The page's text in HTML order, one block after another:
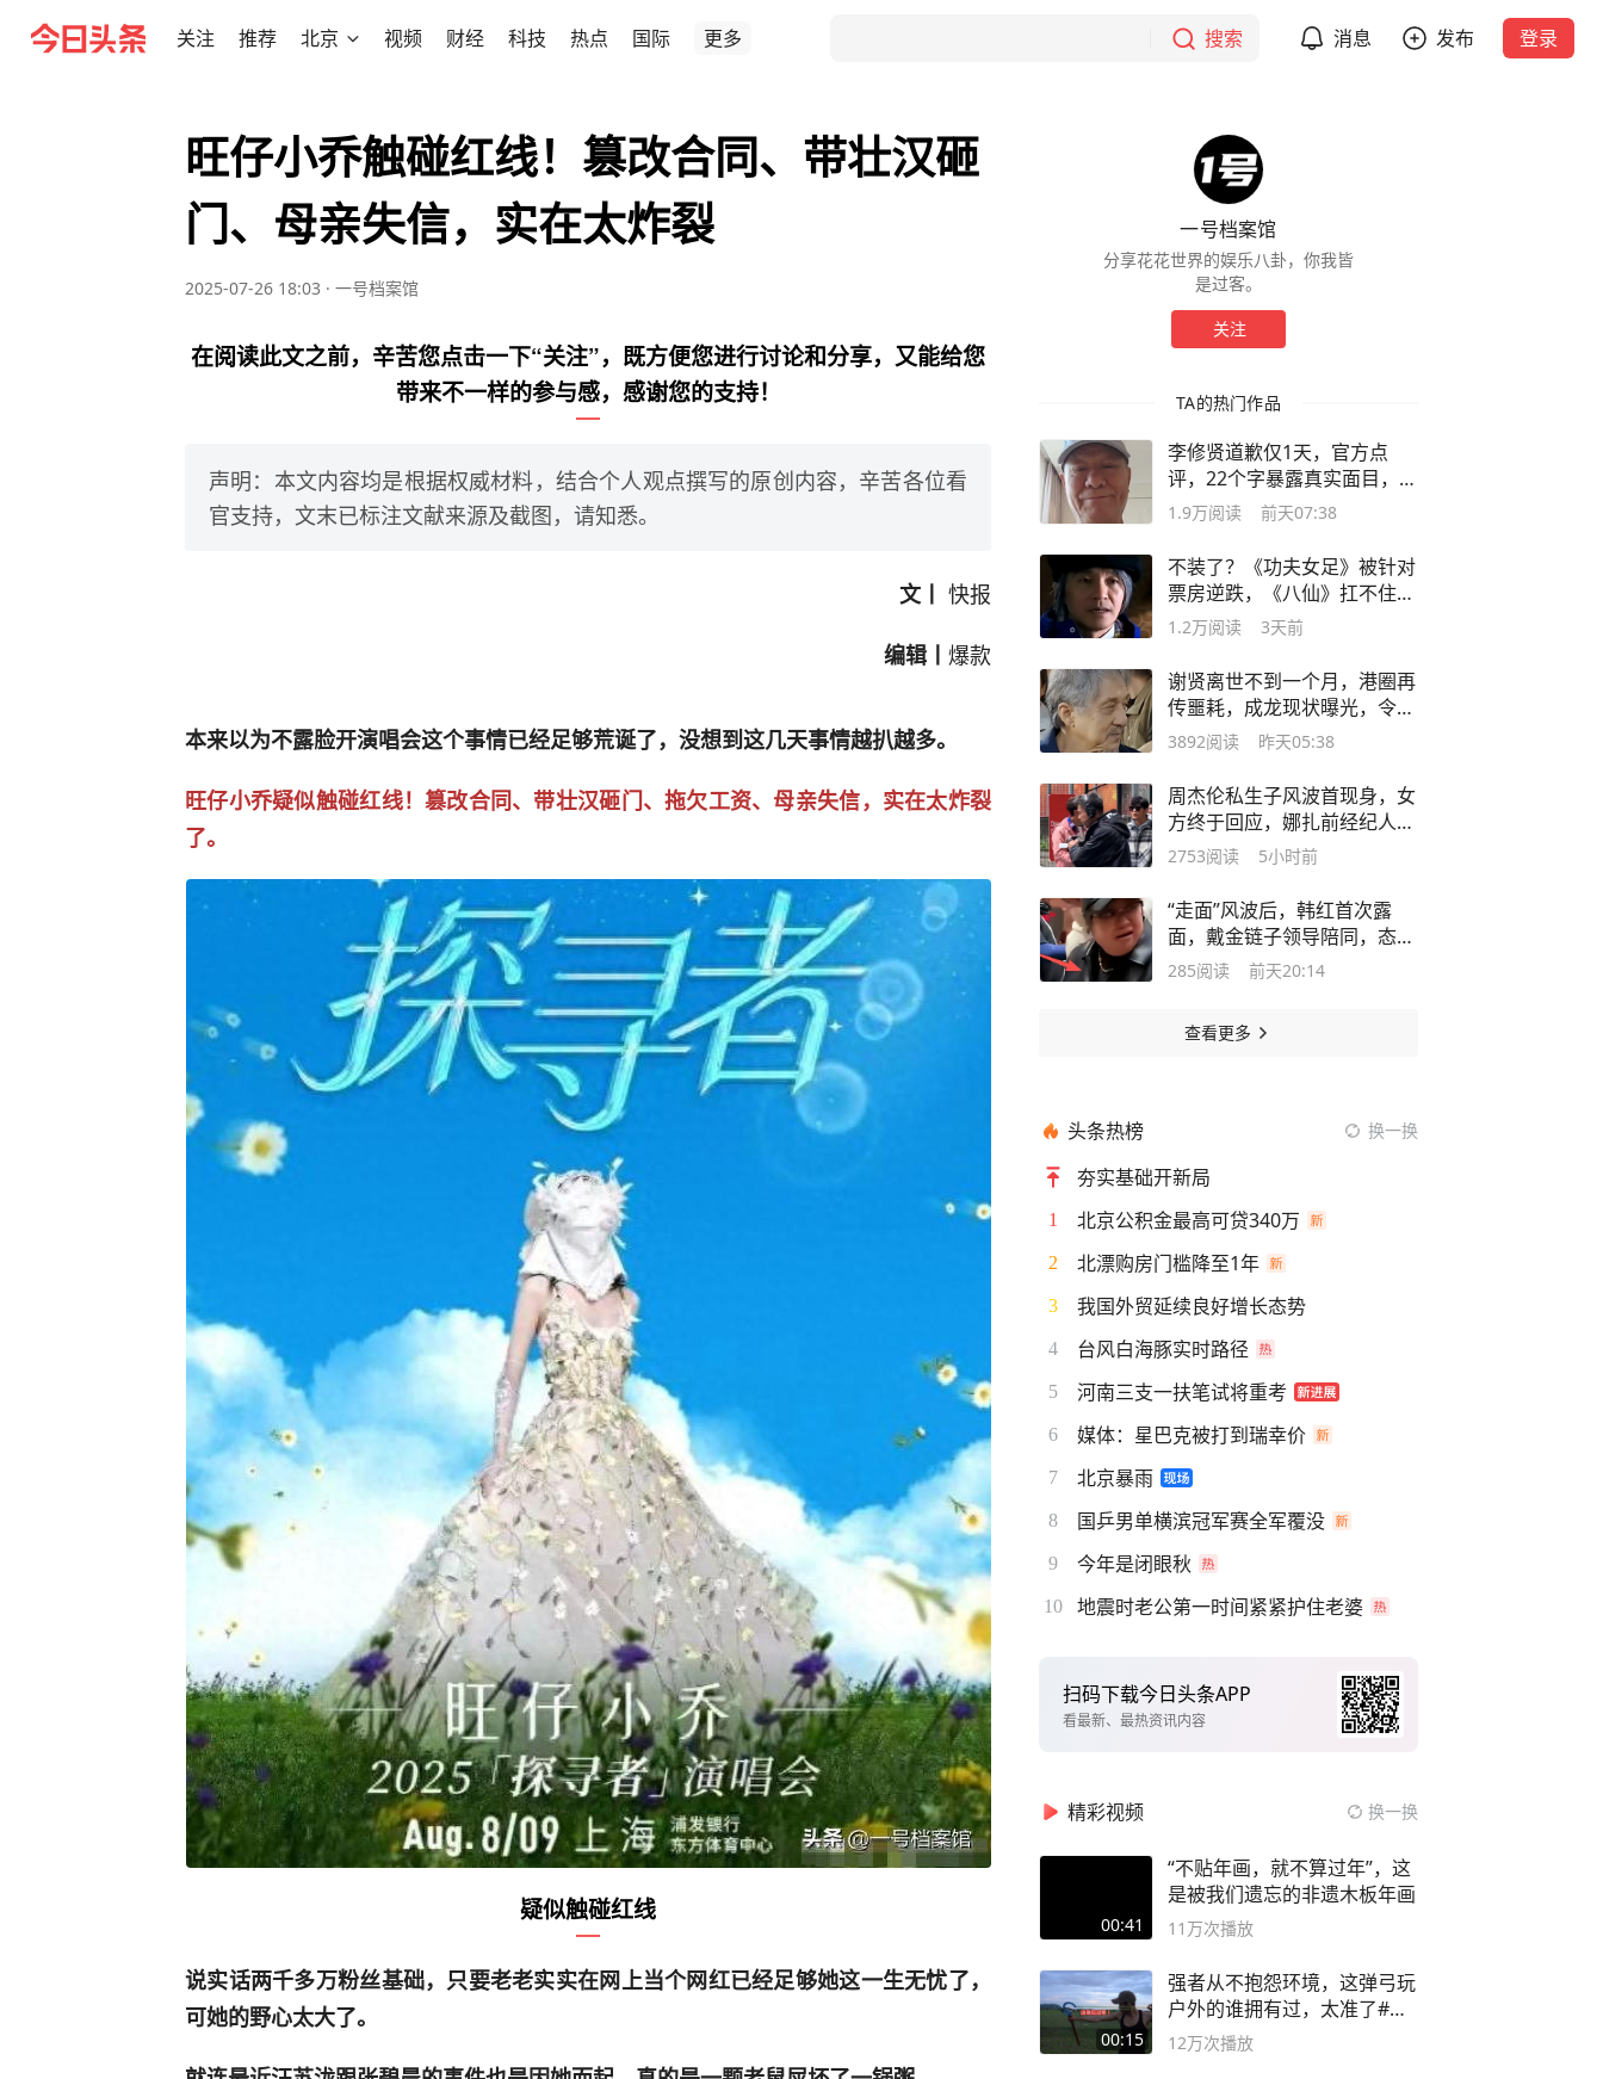
关注 推荐 北京 视频 财经 科技 热点 国际 更多 搜索 消息 发布 登录
旺仔小乔触碰红线！篡改合同、带壮汉砸
门、母亲失信，实在太炸裂
2025-07-26 18:03 · 一号档案馆
在阅读此文之前，辛苦您点击一下“关注”，既方便您进行讨论和分享，又能给您
带来不一样的参与感，感谢您的支持！
声明：本文内容均是根据权威材料，结合个人观点撰写的原创内容，辛苦各位看
官支持，文末已标注文献来源及截图，请知悉。
文丨 快报
编辑丨 爆款
本来以为不露脸开演唱会这个事情已经足够荒诞了，没想到这几天事情越扒越多。
旺仔小乔疑似触碰红线！篡改合同、带壮汉砸门、拖欠工资、母亲失信，实在太炸裂
了。
疑似触碰红线
说实话两千多万粉丝基础，只要老老实实在网上当个网红已经足够她这一生无忧了，
可她的野心太大了。
一号档案馆
分享花花世界的娱乐八卦，你我皆
是过客。
关注
TA的热门作品
李修贤道歉仅1天，官方点
评，22个字暴露真实面目，现
状大快人心
1.9万阅读 前天07:38
不装了？《功夫女足》被针对
票房逆跌，《八仙》扛不住终
于删博了
1.2万阅读 3天前
谢贤离世不到一个月，港圈再
传噩耗，成龙现状曝光，令人
担忧
3892阅读 昨天05:38
周杰伦私生子风波首现身，女
方终于回应，娜扎前经纪人再
曝猛料
2753阅读 5小时前
“走面”风波后，韩红首次露
面，戴金链子领导陪同，态度
变化明显
285阅读 前天20:14
查看更多
头条热榜 换一换
夯实基础开新局
1 北京公积金最高可贷340万
2 北漂购房门槛降至1年
3 我国外贸延续良好增长态势
4 台风白海豚实时路径
5 河南三支一扶笔试将重考
6 媒体：星巴克被打到瑞幸价
7 北京暴雨
8 国乒男单横滨冠军赛全军覆没
9 今年是闭眼秋
10 地震时老公第一时间紧紧护住老婆
扫码下载今日头条APP
看最新、最热资讯内容
精彩视频 换一换
00:41
“不贴年画，就不算过年”，这
是被我们遗忘的非遗木板年画
11万次播放
00:15
强者从不抱怨环境，这弹弓玩
户外的谁拥有过，太准了#弹
弓#户外
12万次播放